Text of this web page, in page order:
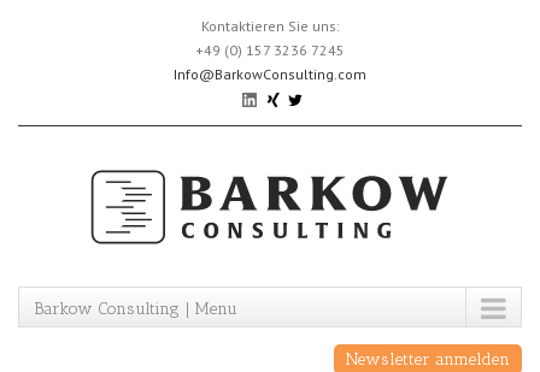
Kontaktieren Sie uns:
+49 (0) 157 3236 7245
Info@BarkowConsulting.com
Barkow Consulting | Menu
Newsletter anmelden